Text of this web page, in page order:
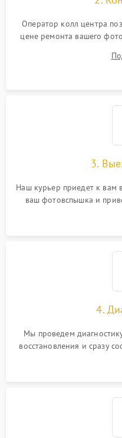
Оператор колл центра
цене ремонта вашего
3.
Наш курьер приедет к вам
ваш фотовспышка и
4.
Мы проведем
восстановления и сразу